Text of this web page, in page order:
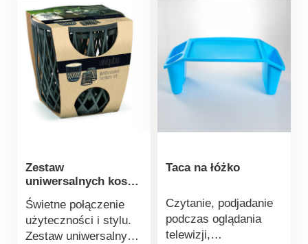
można go schować,
oszczędzając
miejsce.
Zestaw
uniwersalnych koszy
UNIQUBO
Świetne połączenie
użyteczności i stylu.
Zestaw uniwersalnych
Taca na łóżko
Czytanie, podjadanie
podczas oglądania
telewizji,